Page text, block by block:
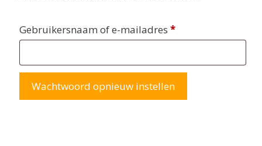
Gebruikersnaam of e-mailadres *Vereist
Wachtwoord opnieuw instellen